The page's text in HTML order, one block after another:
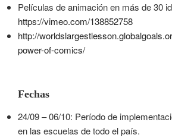
Películas de animación en más de 30
https://vimeo.com/138852758
http://
power-of-comics/
Fechas
24/09 – 06/10: Período de
en las escuelas de todo el país.